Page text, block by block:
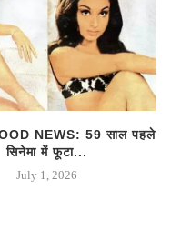
NEWS: 59 साल पहले
सिनेमा में फूटा...
July 1, 2026